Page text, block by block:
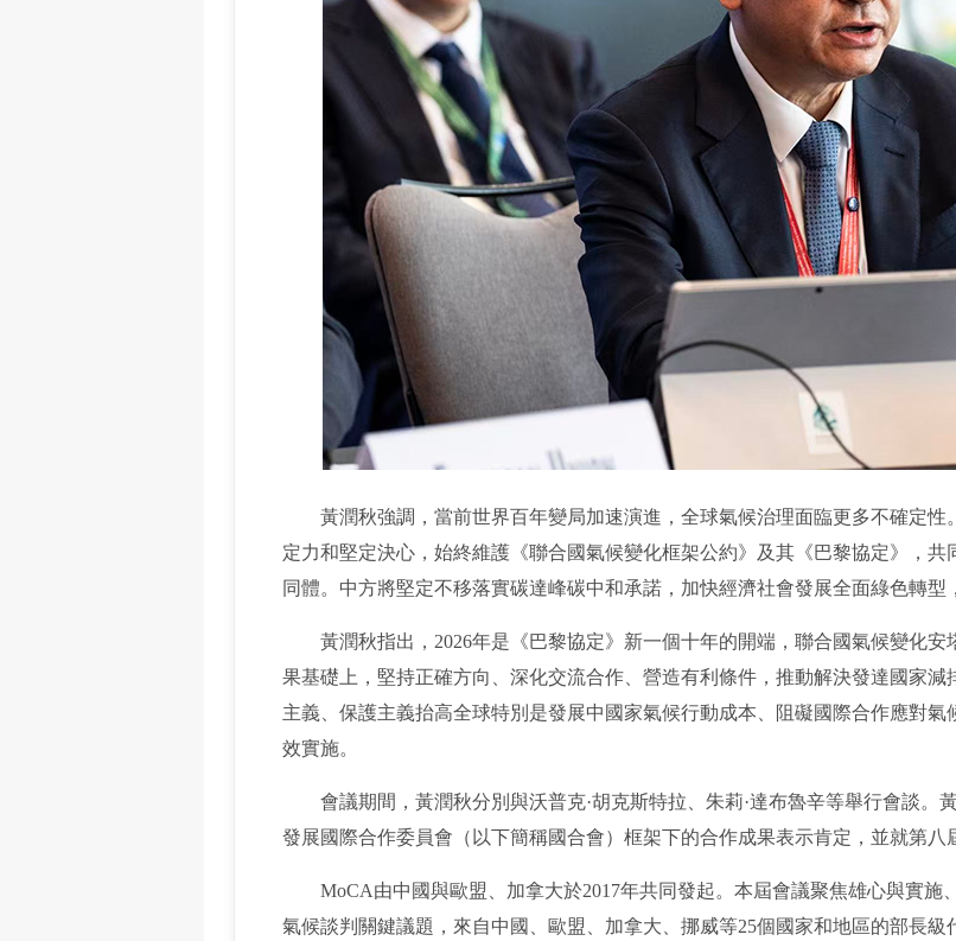
黃潤秋強調，當前世界百年變局加速演進，全球氣候治理面臨更多不確定性
定力和堅定決心，始終維護《聯合國氣候變化框架公約》及其《巴黎協定》，
同體。中方將堅定不移落實碳達峰碳中和承諾，加快經濟社會發展全面綠色轉型
黃潤秋指出，2026年是《巴黎協定》新一個十年的開端，聯合國氣候變化安
果基礎上，堅持正確方向、深化交流合作、營造有利條件，推動解決發達國家
主義、保護主義抬高全球特別是發展中國家氣候行動成本、阻礙國際合作應對
效實施。
會議期間，黃潤秋分別與沃普克·胡克斯特拉、朱莉·達布魯辛等舉行會談。
發展國際合作委員會（以下簡稱國合會）框架下的合作成果表示肯定，並就第八
MoCA由中國與歐盟、加拿大於2017年共同發起。本屆會議聚焦雄心與實施
氣候談判關鍵議題，來自中國、歐盟、加拿大、挪威等25個國家和地區的部長級